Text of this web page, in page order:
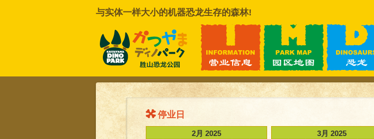
与实体一样大小的机器恐龙生存的森林!
停业日
2月 2025 3月 2025